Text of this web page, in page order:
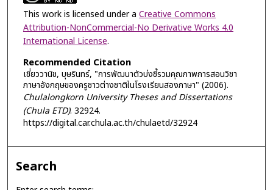
This work is licensed under a Creative Commons
Attribution-NonCommercial-No Derivative Works 4.0
International License.
Recommended Citation
เชี่ยววานิช, บุษรินทร์, "การพัฒนาตัวบ่งชี้รวมคุณภาพการสอนวิชา
ภาษาอังกฤษของครูชาวต่างชาติในโรงเรียนสองภาษา" (2006).
Chulalongkorn University Theses and Dissertations
(Chula ETD). 32924.
https://digital.car.chula.ac.th/chulaetd/32924
Search